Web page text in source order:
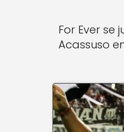
For Ever se
Acassuso